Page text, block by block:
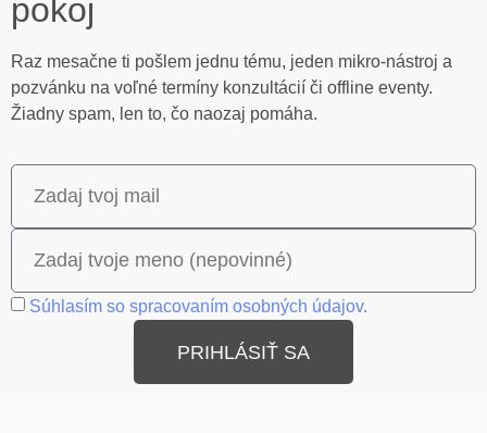
pokoj
Raz mesačne ti pošlem jednu tému, jeden mikro-nástroj a
pozvánku na voľné termíny konzultácií či offline eventy.
Žiadny spam, len to, čo naozaj pomáha.
Súhlasím so spracovaním osobných údajov.
PRIHLÁSIŤ SA